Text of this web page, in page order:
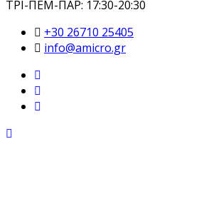
ΤΡΙ-ΠΕΜ-ΠΑΡ: 17:30-20:30
+30 26710 25405
info@amicro.gr